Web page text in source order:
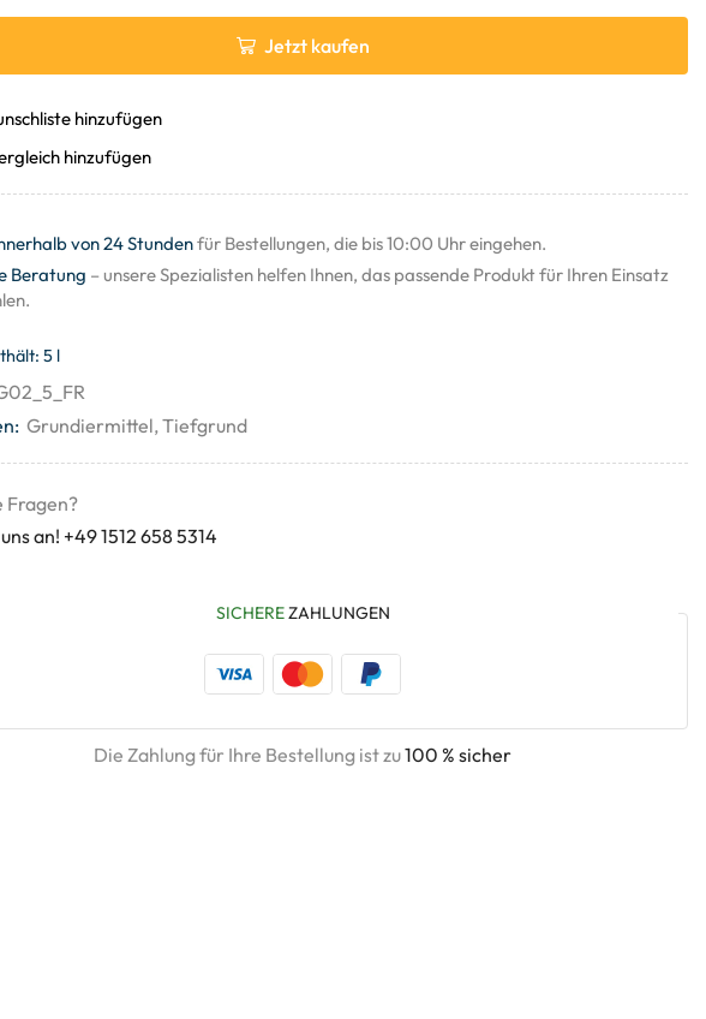
Jetzt kaufen
hinzufügen
hinzufügen
von 24 Stundenfür Bestellungen, die bis 10:00 Uhr eingehen.
Beratung – unsere Spezialisten helfen Ihnen, das passende Produkt für Ihren Einsatz
5 l
Grundiermittel,Tiefgrund
Fragen?
an! +49 1512 658 5314
SICHEREZAHLUNGEN
Die Zahlung für Ihre Bestellung ist zu100 % sicher